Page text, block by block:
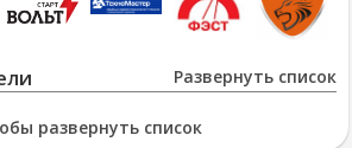
Развернуть список
развернуть список